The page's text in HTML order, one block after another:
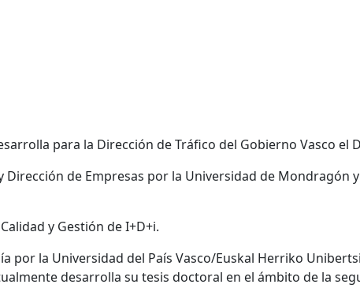
para la Dirección de Tráfico del Gobierno Vasco el
Dirección de Empresas por la Universidad de Mondragón
y Gestión de I+D+i.
por la Universidad del País Vasco/Euskal Herriko
desarrolla su tesis doctoral en el ámbito de la